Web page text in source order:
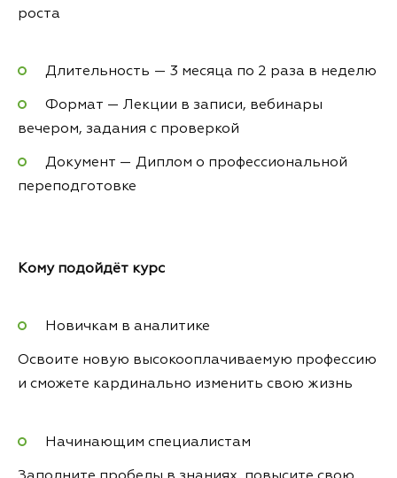
роста
Длительность — 3 месяца по 2 раза в неделю
Формат — Лекции в записи, вебинары
вечером, задания с проверкой
Документ — Диплом о профессиональной
переподготовке
Кому подойдёт курс
Новичкам в аналитике
Освоите новую высокооплачиваемую профессию
и сможете кардинально изменить свою жизнь
Начинающим специалистам